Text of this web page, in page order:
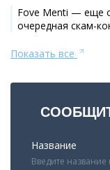
Fove Menti — еще
очередная скам-
Показать все
Название